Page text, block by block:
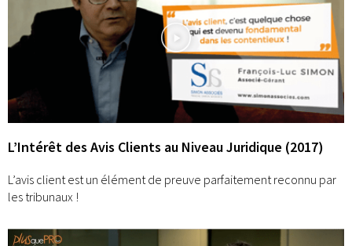
L’Intérêt des Avis Clients au Niveau Juridique (2017)
L’avis client est un élément de preuve parfaitement reconnu par
les tribunaux !